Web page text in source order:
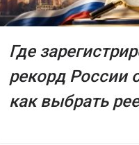
Где
рекорд России
как выбрать